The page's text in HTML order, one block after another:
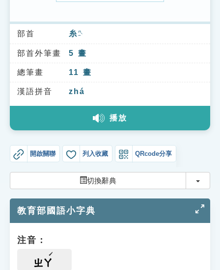
索引選單
知識索引
單字索引
生命大百科索引
教學應用
貓頭鷹博士
部首 糸 ㄇㄧˋ
部首外筆畫 5 畫
總筆畫 11 畫
漢語拼音 zhá
播放
開啟關聯 列入收藏 QRcode分享
切換辭典 切換
教育部國語小字典
注音：
ㄓㄚ